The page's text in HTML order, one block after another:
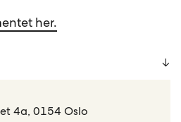
her.
4a, 0154 Oslo